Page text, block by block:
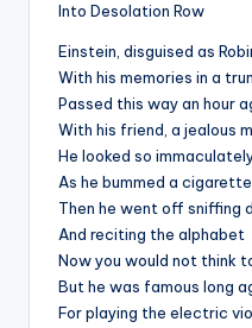
Into Desolation Row
Einstein, disguised as
With his memories in a
Passed this way an hour
With his friend, a jealous
He looked so
As he bummed a cigarette
Then he went off sniffing
And reciting the alphabet
Now you would not think
But he was famous long
For playing the electric